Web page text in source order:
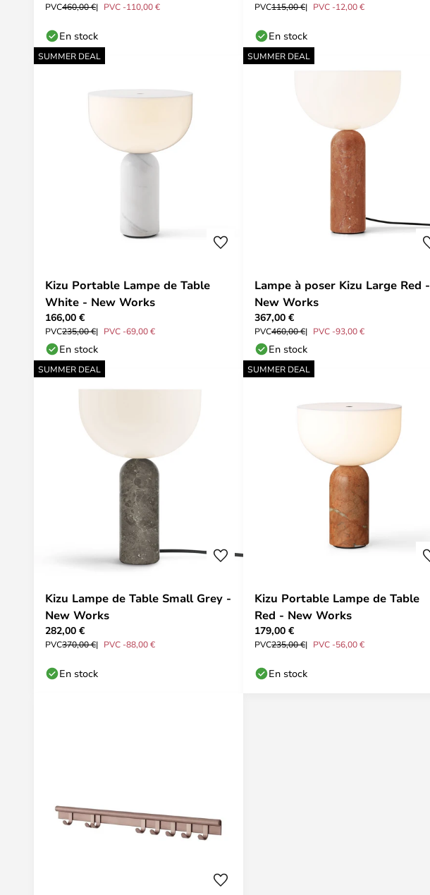
PVC460,00 € PVC -110,00 €
En stock
PVC115,00 € PVC -12,00 €
En stock
SUMMER DEAL
Kizu Portable Lampe de Table
White - New Works
166,00 €
PVC235,00 € PVC -69,00 €
En stock
SUMMER DEAL
Lampe à poser Kizu Large Red -
New Works
367,00 €
PVC460,00 € PVC -93,00 €
En stock
SUMMER DEAL
Kizu Lampe de Table Small Grey -
New Works
282,00 €
PVC370,00 € PVC -88,00 €
En stock
SUMMER DEAL
Kizu Portable Lampe de Table
Red - New Works
179,00 €
PVC235,00 € PVC -56,00 €
En stock